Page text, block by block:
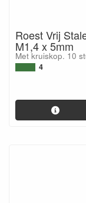
Roest Vrij
M1,4 x 5mm
Met kruiskop. 10
4